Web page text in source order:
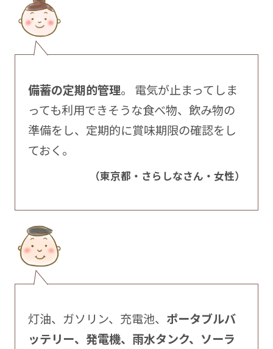
備蓄の定期的管理。 電気が止まってしま
っても利用できそうな食べ物、飲み物の
準備をし、定期的に賞味期限の確認をし
ておく。
（東京都・さらしなさん・女性）
灯油、ガソリン、充電池、 ポータブルバ
ッテリー、発電機、雨水タンク、ソーラ